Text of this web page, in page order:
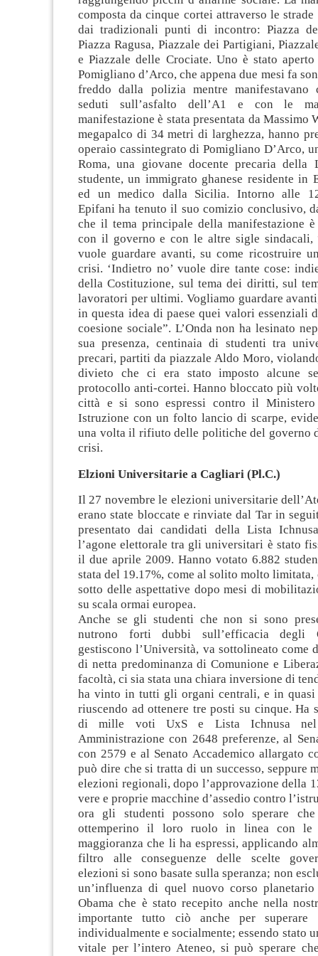
composta da cinque cortei attraverso le
dai tradizionali punti di incontro: Piazza
Piazza Ragusa, Piazzale dei Partigiani,
e Piazzale delle Crociate. Uno è stato
Pomigliano d’Arco, che appena due mesi fa
freddo dalla polizia mentre
seduti sull’asfalto dell’A1 e con le
manifestazione è stata presentata da Massimo
megapalco di 34 metri di larghezza, hanno
operaio cassintegrato di Pomigliano D’Arco,
Roma, una giovane docente precaria della
studente, un immigrato ghanese residente in
ed un medico dalla Sicilia. Intorno alle
Epifani ha tenuto il suo comizio conclusivo,
che il tema principale della manifestazione
con il governo e con le altre sigle sindacali,
vuole guardare avanti, su come ricostruire
crisi. ‘Indietro no’ vuole dire tante cose:
della Costituzione, sul tema dei diritti, sul
lavoratori per ultimi. Vogliamo guardare
in questa idea di paese quei valori essenziali
coesione sociale”. L’Onda non ha lesinato
sua presenza, centinaia di studenti tra
precari, partiti da piazzale Aldo Moro,
divieto che ci era stato imposto alcune
protocollo anti-cortei. Hanno bloccato più
città e si sono espressi contro il
Istruzione con un folto lancio di scarpe,
una volta il rifiuto delle politiche del governo
crisi.
Elzioni Universitarie a Cagliari (Pl.C.)
Il 27 novembre le elezioni universitarie
erano state bloccate e rinviate dal Tar in
presentato dai candidati della Lista
l’agone elettorale tra gli universitari è stato
il due aprile 2009. Hanno votato 6.882
stata del 19.17%, come al solito molto limitata,
sotto delle aspettative dopo mesi di
su scala ormai europea.
Anche se gli studenti che non si sono
nutrono forti dubbi sull’efficacia degli
gestiscono l’Università, va sottolineato come
di netta predominanza di Comunione e
facoltà, ci sia stata una chiara inversione di
ha vinto in tutti gli organi centrali, e in quasi
riuscendo ad ottenere tre posti su cinque. Ha
di mille voti UxS e Lista Ichnusa
Amministrazione con 2648 preferenze, al
con 2579 e al Senato Accademico allargato
può dire che si tratta di un successo, seppure
elezioni regionali, dopo l’approvazione della
vere e proprie macchine d’assedio contro
ora gli studenti possono solo sperare
ottemperino il loro ruolo in linea con le
maggioranza che li ha espressi, applicando
filtro alle conseguenze delle scelte
elezioni si sono basate sulla speranza; non
un’influenza di quel nuovo corso
Obama che è stato recepito anche nella
importante tutto ciò anche per superare
individualmente e socialmente; essendo stato
vitale per l’intero Ateneo, si può sperare